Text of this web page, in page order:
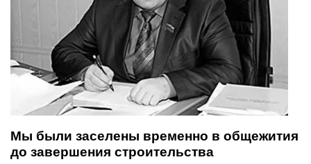
Мы были заселены временно в общежития
до завершения строительства